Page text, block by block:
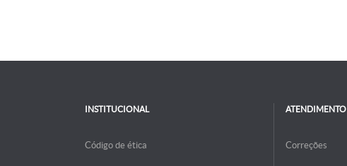
INSTITUCIONAL
Código de ética
ATENDIMENTO
Correções